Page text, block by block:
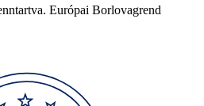
Európai Borlovagrend